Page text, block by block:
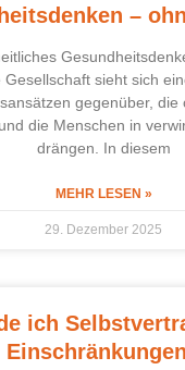
–
Gesellschaft sieht sich
gegenüber, die
die Menschen in
drängen. In diesem
MEHR LESEN »
29. Dezember 2025
ich